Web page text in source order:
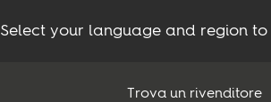
Select your language and region
Trova un rivenditore